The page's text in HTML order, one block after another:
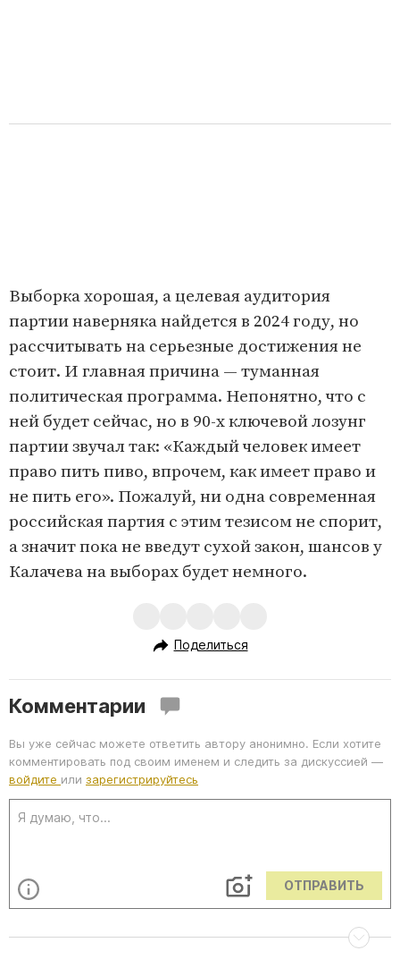
Выборка хорошая, а целевая аудитория
партии наверняка найдется в 2024 году, но
рассчитывать на серьезные достижения не
стоит. И главная причина — туманная
политическая программа. Непонятно, что с
ней будет сейчас, но в 90-х ключевой лозунг
партии звучал так: «Каждый человек имеет
право пить пиво, впрочем, как имеет право и
не пить его». Пожалуй, ни одна современная
российская партия с этим тезисом не спорит,
а значит пока не введут сухой закон, шансов у
Калачева на выборах будет немного.
Поделиться
Комментарии
Вы уже сейчас можете ответить автору анонимно. Если хотите
комментировать под своим именем и следить за дискуссией —
войдите или зарегистрируйтесь
ОТПРАВИТЬ